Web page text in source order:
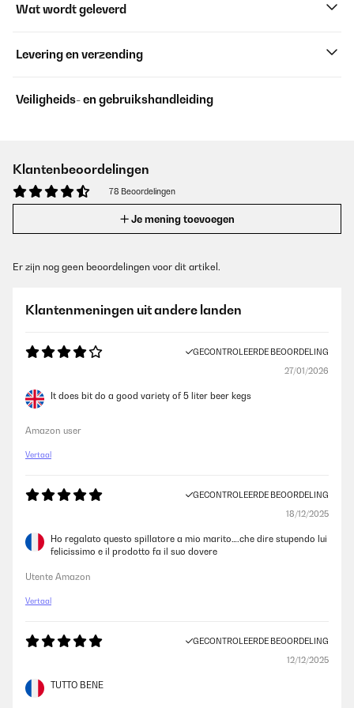
Wat wordt geleverd
Levering en verzending
Veiligheids- en gebruikshandleiding
Klantenbeoordelingen
78 Beoordelingen
Je mening toevoegen
Er zijn nog geen beoordelingen voor dit artikel.
Klantenmeningen uit andere landen
GECONTROLEERDE BEOORDELING
27/01/2026
It does bit do a good variety of 5 liter beer kegs
Amazon user
Vertaal
GECONTROLEERDE BEOORDELING
18/12/2025
Ho regalato questo spillatore a mio marito….che dire stupendo lui
felicissimo e il prodotto fa il suo dovere
Utente Amazon
Vertaal
GECONTROLEERDE BEOORDELING
12/12/2025
TUTTO BENE